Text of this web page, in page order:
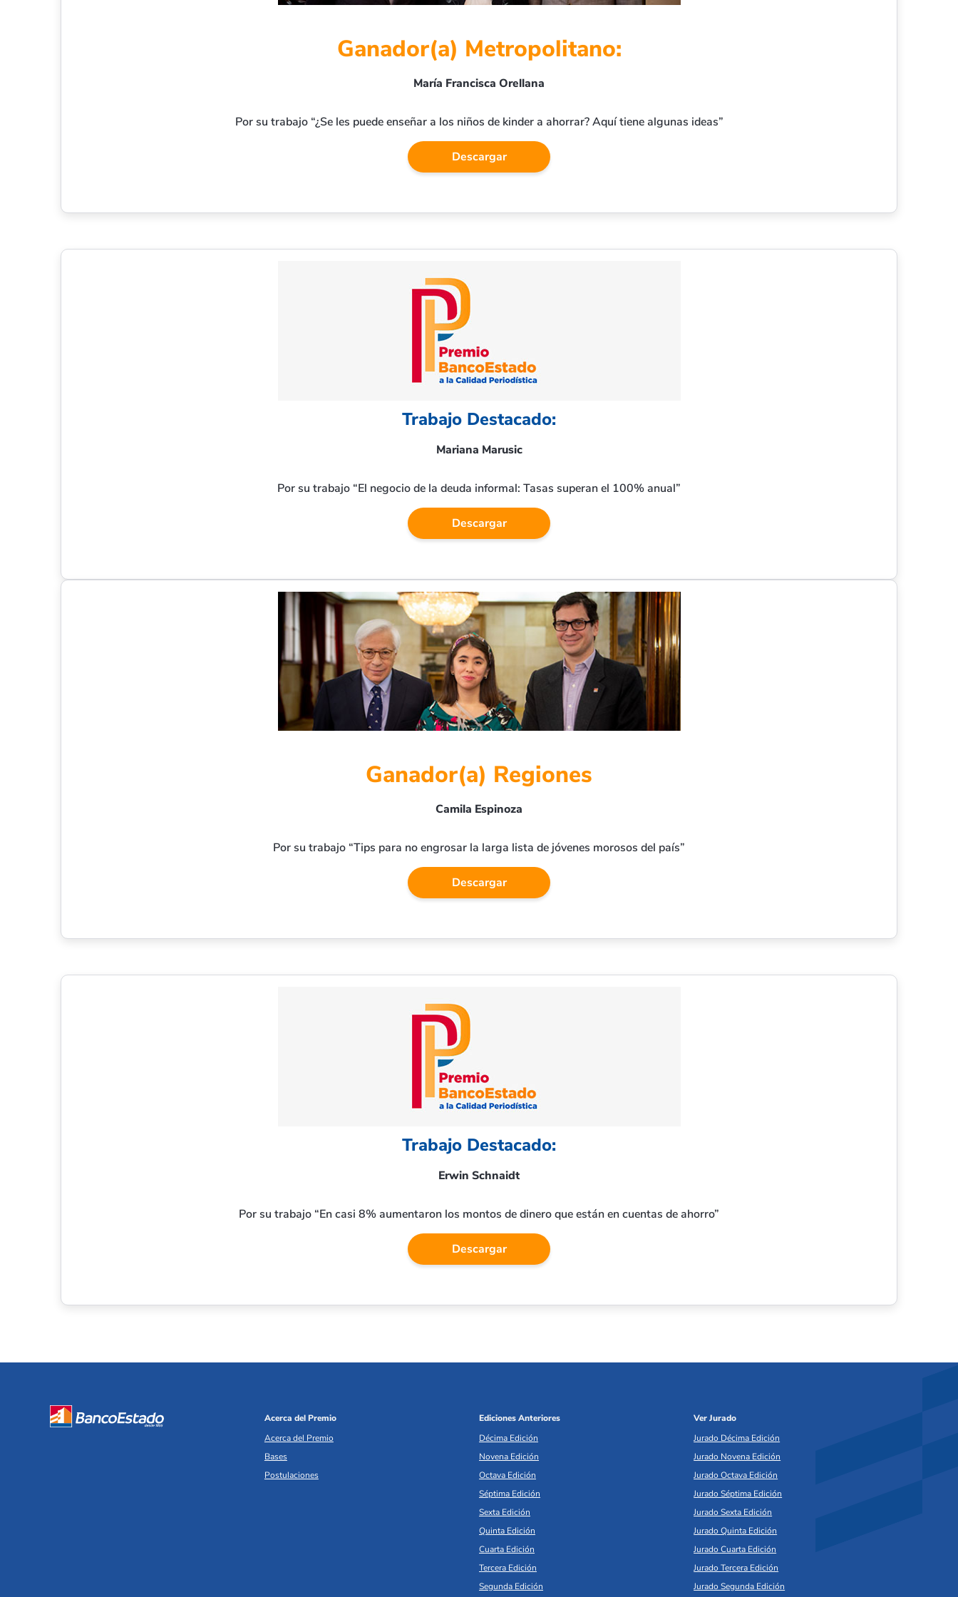
Ganador(a) Metropolitano:
María Francisca Orellana
Por su trabajo “¿Se les puede enseñar a los niños de kinder a ahorrar? Aquí tiene algunas ideas”
Descargar
Trabajo Destacado:
Mariana Marusic
Por su trabajo “El negocio de la deuda informal: Tasas superan el 100% anual”
Descargar
Ganador(a) Regiones
Camila Espinoza
Por su trabajo “Tips para no engrosar la larga lista de jóvenes morosos del país”
Descargar
Trabajo Destacado:
Erwin Schnaidt
Por su trabajo “En casi 8% aumentaron los montos de dinero que están en cuentas de ahorro”
Descargar
Acerca del Premio
Acerca del Premio
Bases
Postulaciones
Ediciones Anteriores
Décima Edición
Novena Edición
Octava Edición
Séptima Edición
Sexta Edición
Quinta Edición
Cuarta Edición
Tercera Edición
Segunda Edición
Ver Jurado
Jurado Décima Edición
Jurado Novena Edición
Jurado Octava Edición
Jurado Séptima Edición
Jurado Sexta Edición
Jurado Quinta Edición
Jurado Cuarta Edición
Jurado Tercera Edición
Jurado Segunda Edición